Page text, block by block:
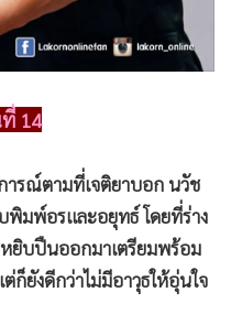
14
รณ์ตามที่เจติยาบอก นวัช
พิมพ์อรและอยุทธ์ โดยที่ร่าง
บปืนออกมาเตรียมพร้อม
ก็ยังดีกว่าไม่มีอาวุธให้อุ่นใจ